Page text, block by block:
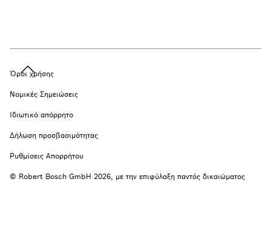
Όροι χρήσης
Νομικές Σημειώσεις
Ιδιωτικό απόρρητο
Δήλωση προσβασιμότητας
Ρυθμίσεις Απορρήτου
© Robert Bosch GmbH 2026, με την επιφύλαξη παντός δικαιώματος